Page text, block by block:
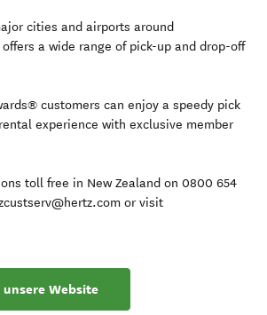
cities and airports around
a wide range of pick-up and drop-off
customers can enjoy a speedy pick
experience with exclusive member
toll free in New Zealand on 0800 654
or visit
unsere Website